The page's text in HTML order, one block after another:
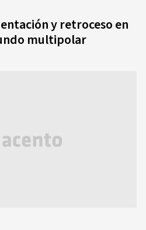
y retroceso en
multipolar